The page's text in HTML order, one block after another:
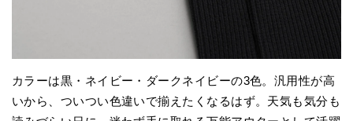
カラーは黒・ネイビー・ダークネイビーの3色。汎用性が高
いから、ついつい色違いで揃えたくなるはず。天気も気分も